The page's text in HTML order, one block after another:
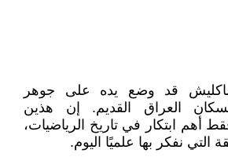
قد وضع يده على جوهر
لسكان العراق القديم. إن هذين
أهم ابتكار في تاريخ الرياضيات،
نفكر بها علميًا اليوم.